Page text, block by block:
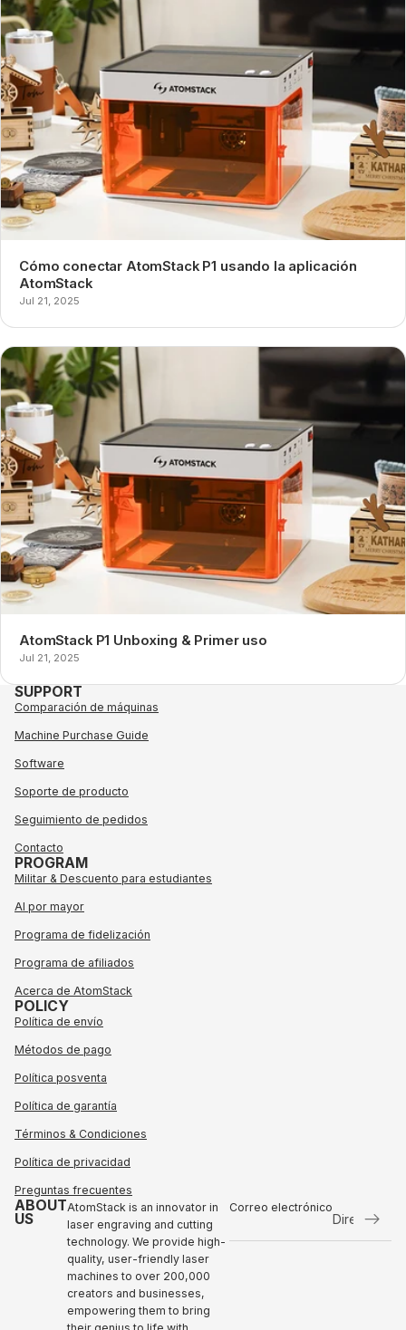
Cómo conectar AtomStack P1 usando la aplicación
AtomStack
Jul 21, 2025
AtomStack P1 Unboxing & Primer uso
Jul 21, 2025
SUPPORT
Comparación de máquinas
Machine Purchase Guide
Software
Soporte de producto
Seguimiento de pedidos
Contacto
PROGRAM
Militar & Descuento para estudiantes
Al por mayor
Programa de fidelización
Programa de afiliados
Acerca de AtomStack
POLICY
Política de envío
Métodos de pago
Política posventa
Política de garantía
Términos & Condiciones
Política de privacidad
Preguntas frecuentes
ABOUT
US
AtomStack is an innovator in
laser engraving and cutting
technology. We provide high-
quality, user-friendly laser
machines to over 200,000
creators and businesses,
empowering them to bring
Correo electrónico
Política de reembolso
Política de privacidad
Términos de servicio
Envío